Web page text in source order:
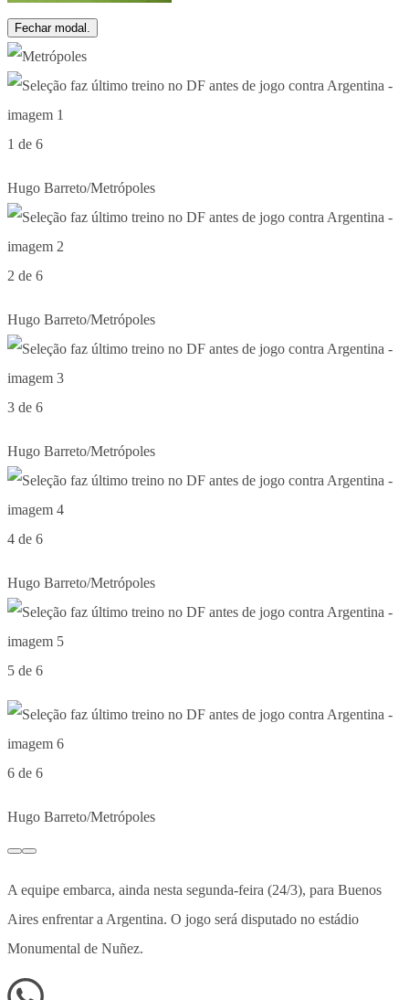
Fechar modal.
1 de 6
Hugo Barreto/Metrópoles
2 de 6
Hugo Barreto/Metrópoles
3 de 6
Hugo Barreto/Metrópoles
4 de 6
Hugo Barreto/Metrópoles
5 de 6
6 de 6
Hugo Barreto/Metrópoles
A equipe embarca, ainda nesta segunda-feira (24/3), para Buenos
Aires enfrentar a Argentina. O jogo será disputado no estádio
Monumental de Nuñez.